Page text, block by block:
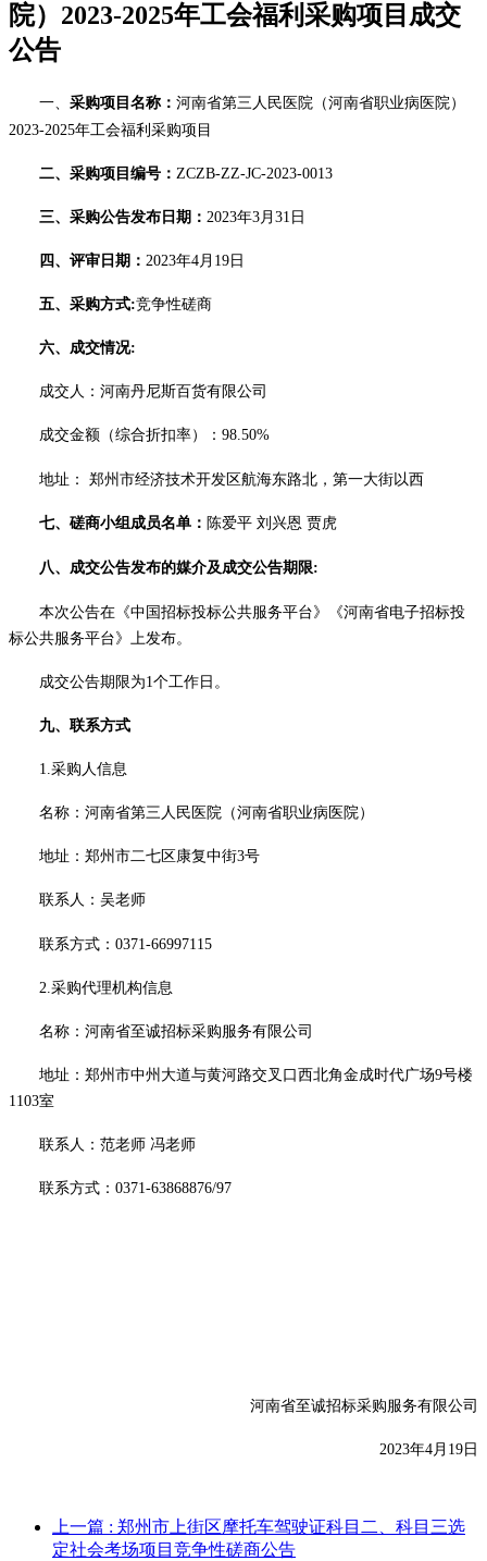
院）2023-2025年工会福利采购项目成交
公告
一、 采购项目名称： 河南省第三人民医院（河南省职业病医院）
2023-2025年工会福利采购项目
二、 采购项目编号： ZCZB-ZZ-JC-2023-0013
三、 采购公告发布日期： 2023年3月 31 日
四、 评审日期： 2023年4月 19 日
五、 采购方式:竞争性磋商
六、 成交情况:
成交人： 河南丹尼斯百货有限公司
成交金额 （综合折扣率） ： 98.50%
地址： 郑州市经济技术开发区航海东路北，第一大街以西
七、 磋商小组成员名单： 陈爱平 刘兴恩 贾虎
八、 成交公告发布的媒介及成交公告期限:
本次公告在 《中国招标投标公共服务平台》《河南省电子招标投
标公共服务平台》 上发布。
成交公告期限为1个工作日。
九、联系方式
1.采购人信息
名称： 河南省第三人民医院（河南省职业病医院）
地址： 郑州市二七区康复中街3号
联系人： 吴老师
联系方式： 0371-66997115
2.采购代理机构信息
名称：河南省至诚招标采购服务有限公司
地址：郑州市中州大道与黄河路交叉口西北角金成时代广场9号楼
1103室
联系人： 范老师 冯老师
联系方式： 0371-63868876/97
河南省至诚招标采购服务有限公司
2023年4月 19 日
上一篇 : 郑州市上街区摩托车驾驶证科目二、科目三选
定社会考场项目竞争性磋商公告